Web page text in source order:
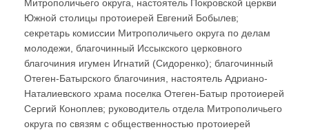
Митрополичьего округа, настоятель Покровской церкви
Южной столицы протоиерей Евгений Бобылев;
секретарь комиссии Митрополичьего округа по делам
молодежи, благочинный Иссыкского церковного
благочиния игумен Игнатий (Сидоренко); благочинный
Отеген-Батырского благочиния, настоятель Адриано-
Наталиевского храма поселка Отеген-Батыр протоиерей
Сергий Коноплев; руководитель отдела Митрополичьего
округа по связям с общественностью протоиерей